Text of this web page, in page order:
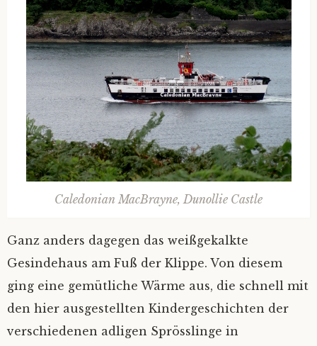
Caledonian MacBrayne, Dunollie Castle
Ganz anders dagegen das weißgekalkte
Gesindehaus am Fuß der Klippe. Von diesem
ging eine gemütliche Wärme aus, die schnell mit
den hier ausgestellten Kindergeschichten der
verschiedenen adligen Sprösslinge in